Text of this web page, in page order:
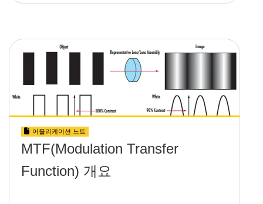
어플리케이션 노트
MTF(Modulation Transfer
Function) 개요